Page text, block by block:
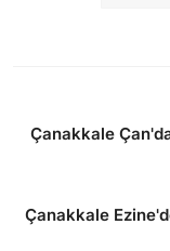
Çanakkale
Çanakkale